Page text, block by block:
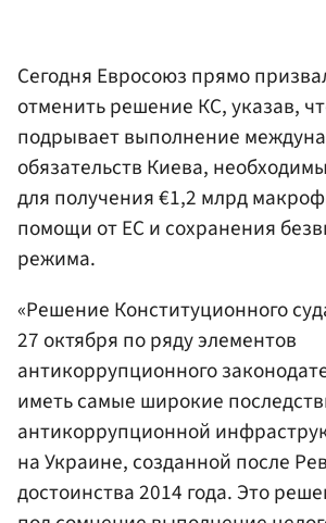
Сегодня Евросоюз прямо
отменить решение КС, указав,
подрывает выполнение
обязательств Киева,
для получения €1,2 млрд
помощи от ЕС и сохранения
режима.
«Решение Конституционного
27 октября по ряду элементов
антикоррупционного
иметь самые широкие
антикоррупционной
на Украине, созданной после
достоинства 2014 года. Это